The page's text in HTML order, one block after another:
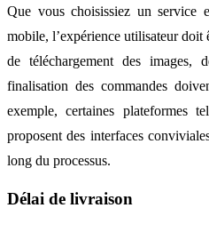
Que vous choisissiez un service
mobile, l’expérience utilisateur
de téléchargement des images,
finalisation des commandes
exemple, certaines plateformes
proposent des interfaces
long du processus.
Délai de livraison